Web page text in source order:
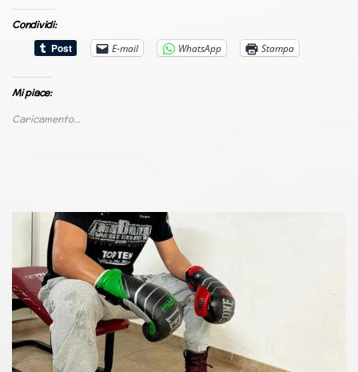
Condividi:
E-mail
WhatsApp Stampa
Mi piace:
Caricamento...